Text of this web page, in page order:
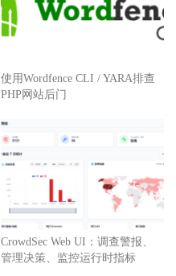
使用Wordfence CLI / YARA排查
PHP网站后门
CrowdSec Web UI：调查警报、
管理决策、监控运行时指标